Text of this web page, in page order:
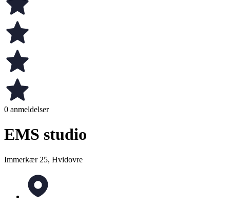
0 anmeldelser
EMS studio
Immerkær 25, Hvidovre